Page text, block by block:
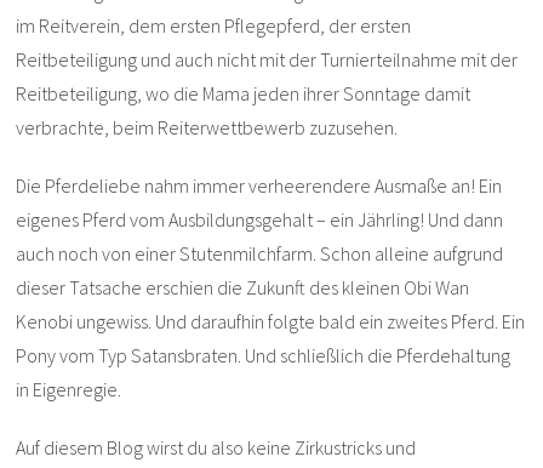
im Reitverein, dem ersten Pflegepferd, der ersten
Reitbeteiligung und auch nicht mit der Turnierteilnahme mit der
Reitbeteiligung, wo die Mama jeden ihrer Sonntage damit
verbrachte, beim Reiterwettbewerb zuzusehen.
Die Pferdeliebe nahm immer verheerendere Ausmaße an! Ein
eigenes Pferd vom Ausbildungsgehalt – ein Jährling! Und dann
auch noch von einer Stutenmilchfarm. Schon alleine aufgrund
dieser Tatsache erschien die Zukunft des kleinen Obi Wan
Kenobi ungewiss. Und daraufhin folgte bald ein zweites Pferd. Ein
Pony vom Typ Satansbraten. Und schließlich die Pferdehaltung
in Eigenregie.
Auf diesem Blog wirst du also keine Zirkustricks und